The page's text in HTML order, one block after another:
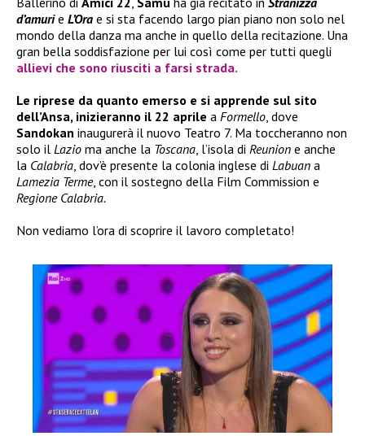
d’amurie L’Ora e si sta facendo largo pian piano non solo nel
mondo della danza ma anche in quello della recitazione. Una
gran bella soddisfazione per lui così come per tutti quegli
allievi che sono riusciti a farsi strada.
Le riprese da quanto emerso e si apprende sul sito
dell’Ansa, inizieranno il 22 aprile a Formello, dove
Sandokan inaugurerà il nuovo Teatro 7. Ma toccheranno non
solo il Lazio ma anche la Toscana, l’isola di Reunion e anche
la Calabria, dov’è presente la colonia inglese di Labuan a
Lamezia Terme, con il sostegno della Film Commission e
Regione Calabria.
Non vediamo l’ora di scoprire il lavoro completato!